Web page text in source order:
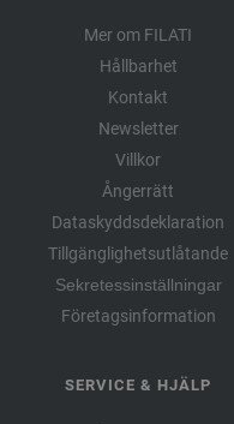
Mer om FILATI
Hållbarhet
Kontakt
Newsletter
Villkor
Ångerrätt
Dataskyddsdeklaration
Tillgänglighetsutlåtande
Sekretessinställningar
Företagsinformation
SERVICE & HJÄLP